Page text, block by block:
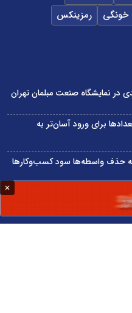
خونگی رمزینکس
در نمایشگاه صنعت مبلمان تهران
برای ورود آسان‌تر به
حذف واسطه‌ها سود کسب‌وکارها
تابستان؛ انتخابی ظریف و متفاوت